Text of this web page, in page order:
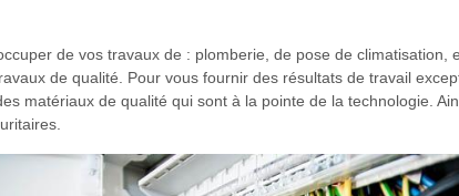
de vos travaux de : plomberie, de pose de climatisation,
de qualité. Pour vous fournir des résultats de travail
matériaux de qualité qui sont à la pointe de la technologie.